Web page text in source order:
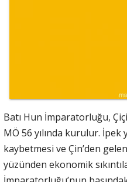
Batı Hun İmparatorluğu,
MÖ 56 yılında kurulur.
kaybetmesi ve Çin’den
yüzünden ekonomik